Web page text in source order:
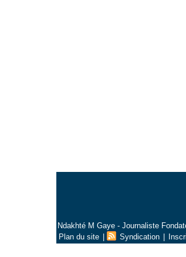
Ndakhté M Gaye - Journaliste
Plan du site
Syndication